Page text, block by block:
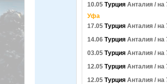
10.05 Турция Анталия / на
Уфа
17.05 Турция Анталия / на
14.06 Турция Анталия / на
03.05 Турция Анталия / на
12.05 Турция Анталия / на
12.05 Турция Анталия / на